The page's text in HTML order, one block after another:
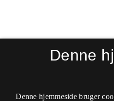
Denne
Denne hjemmeside bruger